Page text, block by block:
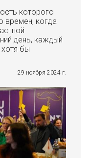
которого
времен, когда
день, каждый
хотя бы
29 ноября 2024 г.